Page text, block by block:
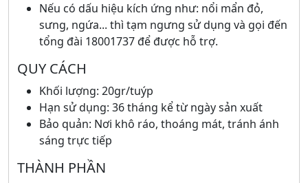
Nếu có dấu hiệu kích ứng như: nổi mẩn đỏ,
sưng, ngứa... thì tạm ngưng sử dụng và gọi đến
tổng đài 18001737 để được hỗ trợ.
QUY CÁCH
Khối lượng: 20gr/tuýp
Hạn sử dụng: 36 tháng kể từ ngày sản xuất
Bảo quản: Nơi khô ráo, thoáng mát, tránh ánh
sáng trực tiếp
THÀNH PHẦN